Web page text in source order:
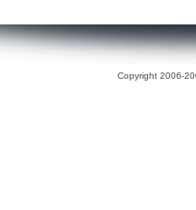
Copyright 2006-